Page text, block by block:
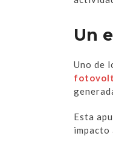
Un
Uno de
Esta
impacto